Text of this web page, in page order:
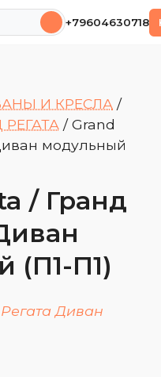
+79604630718
И КРЕСЛА /
РЕГАТА /Grand
модульный
/ Гранд
(П1-П1)